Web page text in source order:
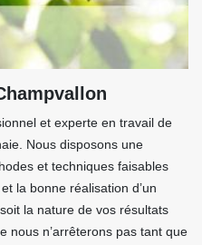
et experte en travail de
Nous disposons une
et techniques faisables
la bonne réalisation d’un
la nature de vos résultats
nous n’arrêterons pas tant que